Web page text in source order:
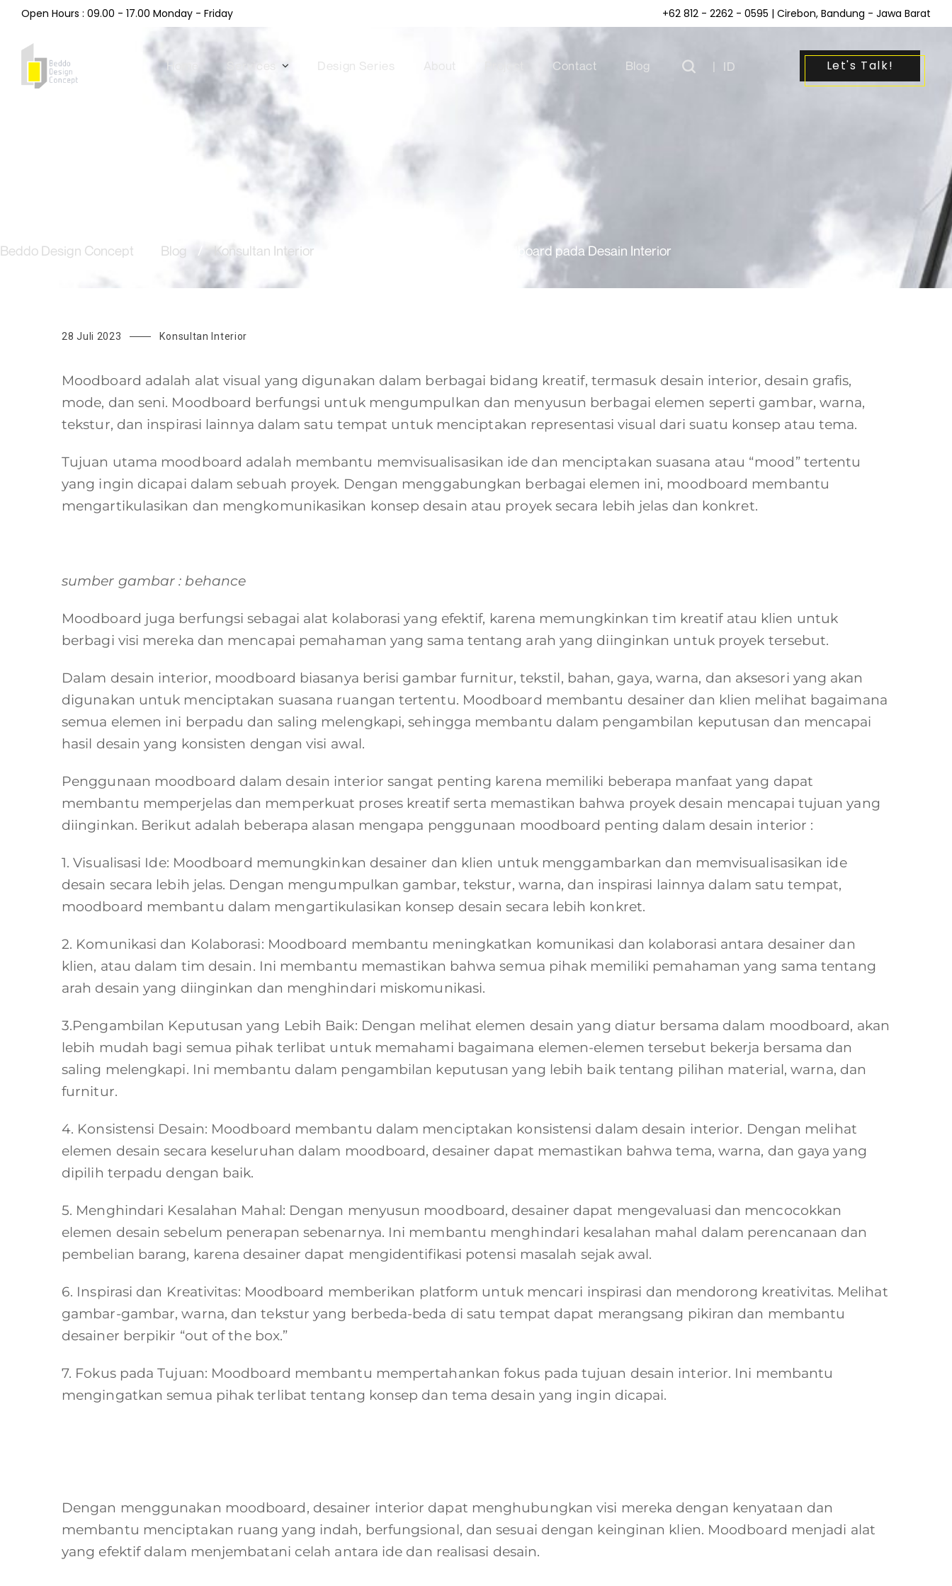
Open Hours : 09.00 - 17.00 Monday - Friday +62 812 - 2262 - 0595 | Cirebon, Bandung - Jawa Barat
Home Design Series About Contact Blog | ID Let's Talk!
Beddo Design Concept Blog / Konsultan Interior Pentingnya Penggunaan Moodboard pada Desain Interior
28 Juli 2023 Konsultan Interior
Moodboard adalah alat visual yang digunakan dalam berbagai bidang kreatif, termasuk desain interior, desain grafis,
mode, dan seni. Moodboard berfungsi untuk mengumpulkan dan menyusun berbagai elemen seperti gambar, warna,
tekstur, dan inspirasi lainnya dalam satu tempat untuk menciptakan representasi visual dari suatu konsep atau tema.
Tujuan utama moodboard adalah membantu memvisualisasikan ide dan menciptakan suasana atau “mood” tertentu
yang ingin dicapai dalam sebuah proyek. Dengan menggabungkan berbagai elemen ini, moodboard membantu
mengartikulasikan dan mengkomunikasikan konsep desain atau proyek secara lebih jelas dan konkret.
sumber gambar : behance
Moodboard juga berfungsi sebagai alat kolaborasi yang efektif, karena memungkinkan tim kreatif atau klien untuk
berbagi visi mereka dan mencapai pemahaman yang sama tentang arah yang diinginkan untuk proyek tersebut.
Dalam desain interior, moodboard biasanya berisi gambar furnitur, tekstil, bahan, gaya, warna, dan aksesori yang akan
digunakan untuk menciptakan suasana ruangan tertentu. Moodboard membantu desainer dan klien melihat bagaimana
semua elemen ini berpadu dan saling melengkapi, sehingga membantu dalam pengambilan keputusan dan mencapai
hasil desain yang konsisten dengan visi awal.
Penggunaan moodboard dalam desain interior sangat penting karena memiliki beberapa manfaat yang dapat
membantu memperjelas dan memperkuat proses kreatif serta memastikan bahwa proyek desain mencapai tujuan yang
diinginkan. Berikut adalah beberapa alasan mengapa penggunaan moodboard penting dalam desain interior :
1. Visualisasi Ide: Moodboard memungkinkan desainer dan klien untuk menggambarkan dan memvisualisasikan ide
desain secara lebih jelas. Dengan mengumpulkan gambar, tekstur, warna, dan inspirasi lainnya dalam satu tempat,
moodboard membantu dalam mengartikulasikan konsep desain secara lebih konkret.
2. Komunikasi dan Kolaborasi: Moodboard membantu meningkatkan komunikasi dan kolaborasi antara desainer dan
klien, atau dalam tim desain. Ini membantu memastikan bahwa semua pihak memiliki pemahaman yang sama tentang
arah desain yang diinginkan dan menghindari miskomunikasi.
3.Pengambilan Keputusan yang Lebih Baik: Dengan melihat elemen desain yang diatur bersama dalam moodboard, akan
lebih mudah bagi semua pihak terlibat untuk memahami bagaimana elemen-elemen tersebut bekerja bersama dan
saling melengkapi. Ini membantu dalam pengambilan keputusan yang lebih baik tentang pilihan material, warna, dan
furnitur.
4. Konsistensi Desain: Moodboard membantu dalam menciptakan konsistensi dalam desain interior. Dengan melihat
elemen desain secara keseluruhan dalam moodboard, desainer dapat memastikan bahwa tema, warna, dan gaya yang
dipilih terpadu dengan baik.
5. Menghindari Kesalahan Mahal: Dengan menyusun moodboard, desainer dapat mengevaluasi dan mencocokkan
elemen desain sebelum penerapan sebenarnya. Ini membantu menghindari kesalahan mahal dalam perencanaan dan
pembelian barang, karena desainer dapat mengidentifikasi potensi masalah sejak awal.
6. Inspirasi dan Kreativitas: Moodboard memberikan platform untuk mencari inspirasi dan mendorong kreativitas. Melihat
gambar-gambar, warna, dan tekstur yang berbeda-beda di satu tempat dapat merangsang pikiran dan membantu
desainer berpikir “out of the box.”
7. Fokus pada Tujuan: Moodboard membantu mempertahankan fokus pada tujuan desain interior. Ini membantu
mengingatkan semua pihak terlibat tentang konsep dan tema desain yang ingin dicapai.
Dengan menggunakan moodboard, desainer interior dapat menghubungkan visi mereka dengan kenyataan dan
membantu menciptakan ruang yang indah, berfungsional, dan sesuai dengan keinginan klien. Moodboard menjadi alat
yang efektif dalam menjembatani celah antara ide dan realisasi desain.